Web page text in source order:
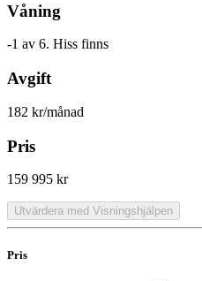
Våning
-1 av 6. Hiss finns
Avgift
182 kr/månad
Pris
159 995 kr
Utvärdera med Visningshjälpen
Pris